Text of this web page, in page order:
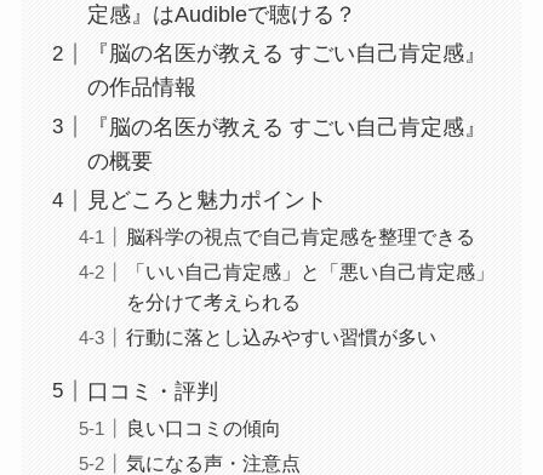
定感』はAudibleで聴ける？
『脳の名医が教える すごい自己肯定感』
の作品情報
『脳の名医が教える すごい自己肯定感』
の概要
見どころと魅力ポイント
脳科学の視点で自己肯定感を整理できる
「いい自己肯定感」と「悪い自己肯定感」
を分けて考えられる
行動に落とし込みやすい習慣が多い
口コミ・評判
良い口コミの傾向
気になる声・注意点